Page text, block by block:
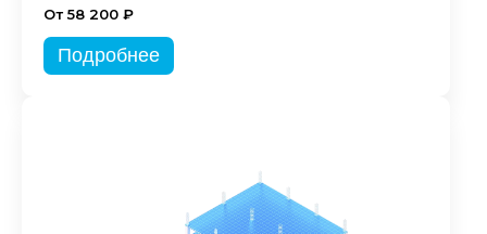
От 58 200 ₽
Подробнее